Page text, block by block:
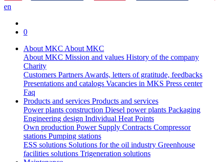
en
0
About MKC About MKC
About MKC Mission and values History of the company
Charity
Customers PartnersAwards, letters of gratitude, feedbacks
Presentations and catalogs Vacancies in MKS Press center
Faq
Products and services Products and services
Power plants construction Diesel power plants Packaging
Engineering design Individual Heat Points
Own production Power Supply Contracts Compressor
stations Pumping stations
ESS solutions Solutions for the oil industry Greenhouse
facilities solutions Trigeneration solutions